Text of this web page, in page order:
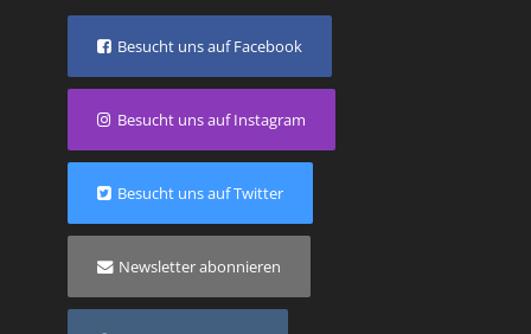
Besucht uns auf Facebook
Besucht uns auf Instagram
Besucht uns auf Twitter
Newsletter abonnieren